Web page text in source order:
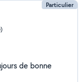
Particulier
de bonne